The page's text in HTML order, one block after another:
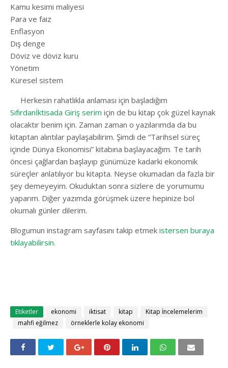
Kamu kesimi maliyesi
Para ve faiz
Enflasyon
Dış denge
Döviz ve döviz kuru
Yönetim
Küresel sistem
Herkesin rahatlıkla anlaması için başladığım
Sıfırdanİktisada Giriş serim için de bu kitap çok güzel kaynak
olacaktır benim için. Zaman zaman o yazılarımda da bu
kitaptan alıntılar paylaşabilirim. Şimdi de “Tarihsel süreç
içinde Dünya Ekonomisi” kitabına başlayacağım. Te tarih
öncesi çağlardan başlayıp günümüze kadarki ekonomik
süreçler anlatılıyor bu kitapta. Neyse okumadan da fazla bir
şey demeyeyim. Okuduktan sonra sizlere de yorumumu
yaparım. Diğer yazımda görüşmek üzere hepinize bol
okumalı günler dilerim.
Blogumun instagram sayfasını takip etmek istersen buraya
tıklayabilirsin.
Etiketler ekonomi iktisat kitap
Kitap İncelemelerim
mahfi eğilmez
örneklerle kolay ekonomi